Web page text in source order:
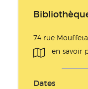
74 rue
en savoir
Dates